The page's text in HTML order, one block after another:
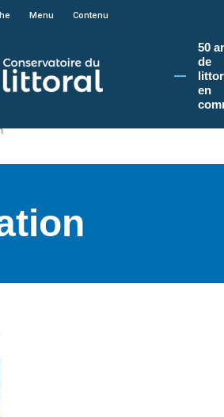
sur le site du Conservatoire du littoral, vous
Menu Contenu
50
de
en